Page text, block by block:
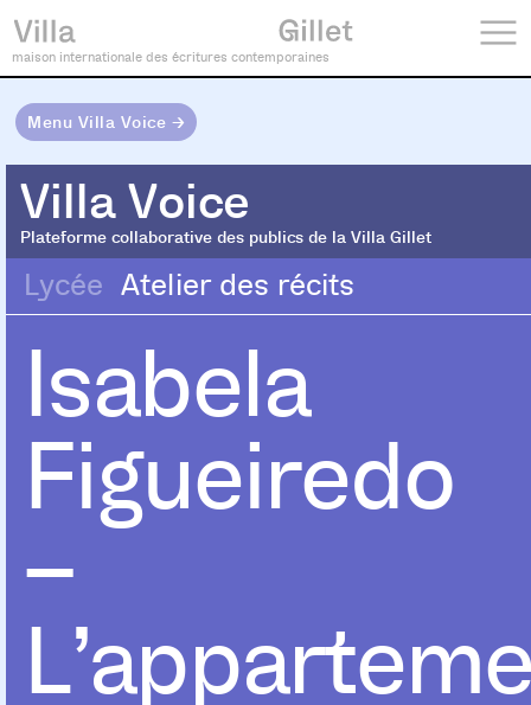
maison internationale des écritures contemporaines
Menu Villa Voice →
Villa Voice
Plateforme collaborative des publics de la Villa Gillet
Villa Voice
Lycée Atelier des récits
Isabela
Figueiredo
–